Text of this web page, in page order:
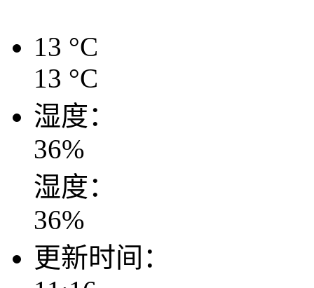
13 °C
13 °C
湿度：
36%
湿度：
36%
更新时间：